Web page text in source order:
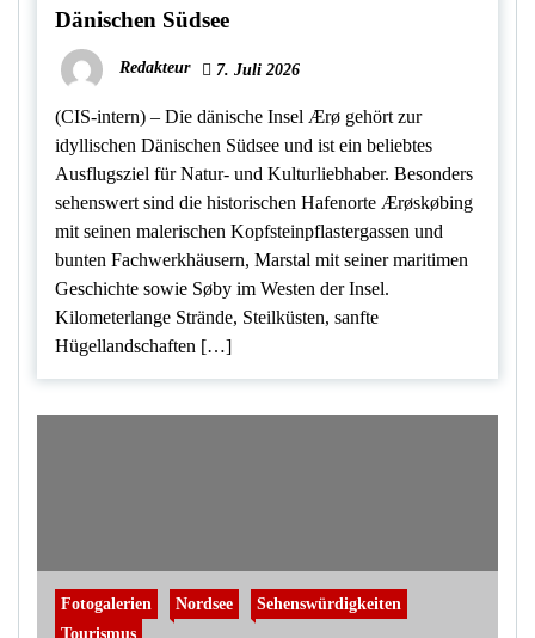
Dänischen Südsee
Redakteur 7. Juli 2026
(CIS-intern) – Die dänische Insel Ærø gehört zur
idyllischen Dänischen Südsee und ist ein beliebtes
Ausflugsziel für Natur- und Kulturliebhaber. Besonders
sehenswert sind die historischen Hafenorte Ærøskøbing
mit seinen malerischen Kopfsteinpflastergassen und
bunten Fachwerkhäusern, Marstal mit seiner maritimen
Geschichte sowie Søby im Westen der Insel.
Kilometerlange Strände, Steilküsten, sanfte
Hügellandschaften […]
Fotogalerien Nordsee
Sehenswürdigkeiten
Tourismus